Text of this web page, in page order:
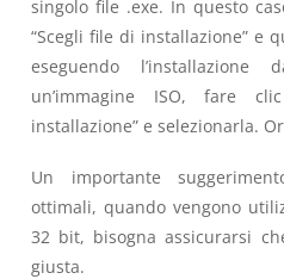
singolo file .exe. In questo
“Scegli file di installazione” e
eseguendo
un’immagine ISO, fare
installazione” e selezionarla.
Un importante
ottimali, quando vengono
32 bit, bisogna assicurarsi
giusta.